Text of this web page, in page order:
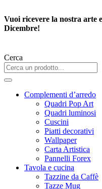
al
contenuto
Vuoi ricevere la nostra arte
Dicembre!
Cerca
Complementi d’arredo
Quadri Pop Art
Quadri luminosi
Cuscini
Piatti decorativi
Wallpaper
Carta Artistica
Pannelli Forex
Tavola e cucina
Tazzine da Caffè
Tazze Mug